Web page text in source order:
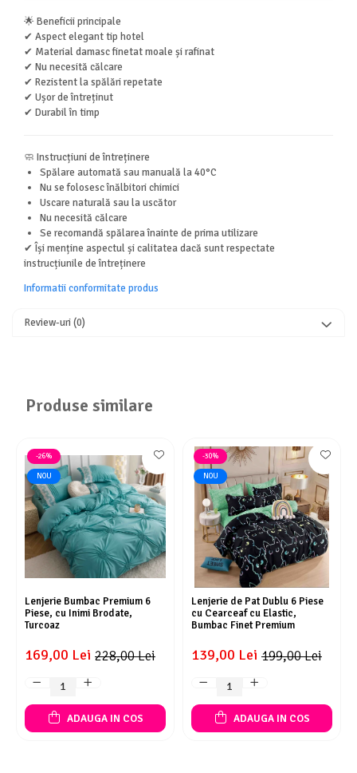
🌟 Beneficii principale
✔ Aspect elegant tip hotel
✔ Material damasc finetat moale și rafinat
✔ Nu necesită călcare
✔ Rezistent la spălări repetate
✔ Ușor de întreținut
✔ Durabil în timp
🧼 Instrucțiuni de întreținere
Spălare automată sau manuală la 40°C
Nu se folosesc înălbitori chimici
Uscare naturală sau la uscător
Nu necesită călcare
Se recomandă spălarea înainte de prima utilizare
✔ Își menține aspectul și calitatea dacă sunt respectate
instrucțiunile de întreținere
Informatii conformitate produs
Review-uri(0)
Produse similare
-26%
NOU
Lenjerie Bumbac Premium 6
Piese, cu Inimi Brodate,
Turcoaz
228,00 Lei
169,00 Lei
ADAUGA IN COS
-30%
NOU
Lenjerie de Pat Dublu 6 Piese
cu Cearceaf cu Elastic,
Bumbac Finet Premium
199,00 Lei
139,00 Lei
ADAUGA IN COS